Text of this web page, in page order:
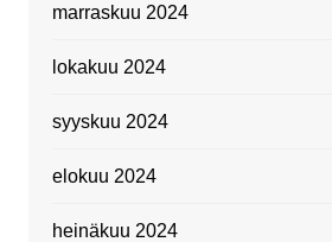
marraskuu 2024
lokakuu 2024
syyskuu 2024
elokuu 2024
heinäkuu 2024